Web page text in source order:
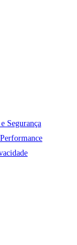
Segurança